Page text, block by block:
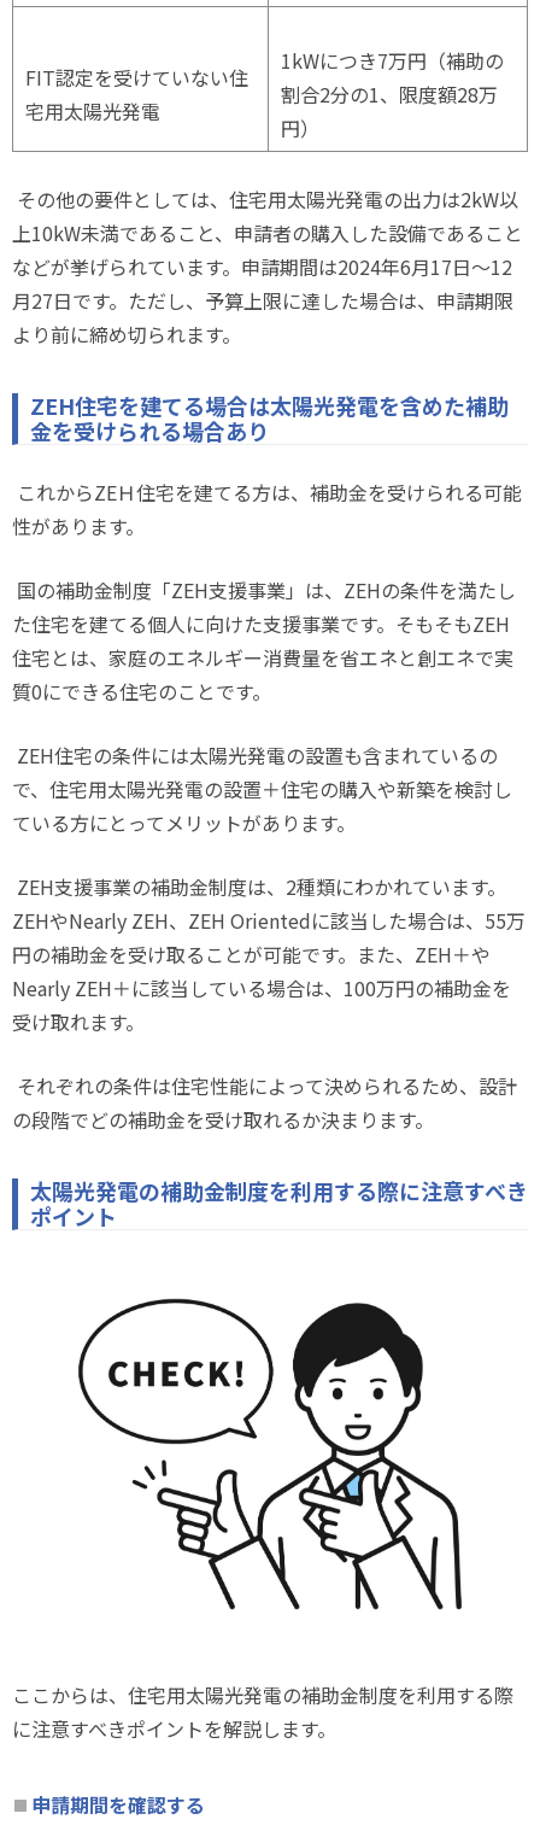
FIT認定を受けていない住
宅用太陽光発電
1kWにつき7万円（補助の
割合2分の1、限度額28万
円）
その他の要件としては、住宅用太陽光発電の出力は2kW以
上10kW未満であること、申請者の購入した設備であること
などが挙げられています。申請期間は2024年6月17日～12
月27日です。ただし、予算上限に達した場合は、申請期限
より前に締め切られます。
ZEH住宅を建てる場合は太陽光発電を含めた補助
金を受けられる場合あり
これからZEＨ住宅を建てる方は、補助金を受けられる可能
性があります。
国の補助金制度「ZEH支援事業」は、 ZEHの条件を満たし
た住宅を建てる個人に向けた支援事業です。そもそもZEH
住宅とは、家庭のエネルギー消費量を省エネと創エネで実
質0にできる住宅のことです。
ZEH住宅の条件には太陽光発電の設置も含まれているの
で、住宅用太陽光発電の設置＋住宅の購入や新築を検討し
ている方にとってメリットがあります。
ZEH支援事業の補助金制度は、 2種類にわかれています。
ZEHやNearly ZEH、 ZEH Orientedに該当した場合は、 55万
円の補助金を受け取ることが可能です。また、 ZEH＋や
Nearly ZEH＋に該当している場合は、 100万円の補助金を
受け取れます。
それぞれの条件は住宅性能によって決められるため、設計
の段階でどの補助金を受け取れるか決まります。
太陽光発電の補助金制度を利用する際に注意すべき
ポイント
ここからは、住宅用太陽光発電の補助金制度を利用する際
に注意すべきポイントを解説します。
申請期間を確認する